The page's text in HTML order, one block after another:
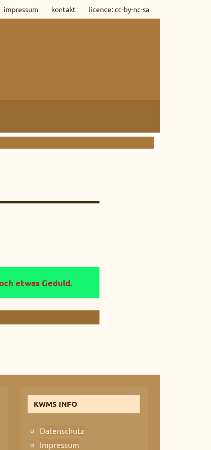
impressum kontakt licence: cc-by-nc-sa
etwas Geduld.
KWMS INFO
Datenschutz
Impressum